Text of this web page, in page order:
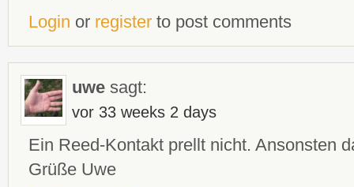
Login or register to post comments
uwe sagt:
vor 33 weeks 2 days
Ein Reed-Kontakt prellt nicht. Ansonsten
Grüße Uwe